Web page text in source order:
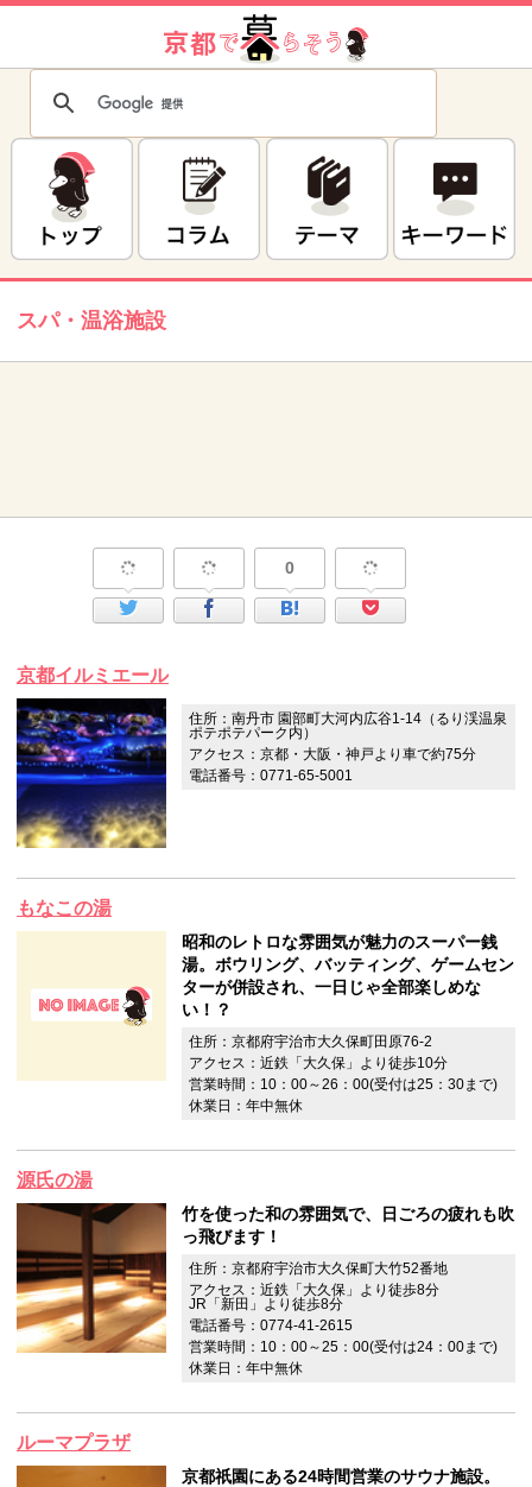
スパ・温浴施設
0
京都イルミエール
住所：南丹市 園部町大河内広谷1-14（るり渓温泉
ポテポテパーク内）
アクセス：京都・大阪・神戸より車で約75分
電話番号：0771-65-5001
もなこの湯
昭和のレトロな雰囲気が魅力のスーパー銭
湯。ボウリング、バッティング、ゲームセン
ターが併設され、一日じゃ全部楽しめな
い！？
住所：京都府宇治市大久保町田原76-2
アクセス：近鉄「大久保」より徒歩10分
営業時間：10：00～26：00(受付は25：30まで)
休業日：年中無休
源氏の湯
竹を使った和の雰囲気で、日ごろの疲れも吹
っ飛びます！
住所：京都府宇治市大久保町大竹52番地
アクセス：近鉄「大久保」より徒歩8分
JR「新田」より徒歩8分
電話番号：0774-41-2615
営業時間：10：00～25：00(受付は24：00まで)
休業日：年中無休
ルーマプラザ
京都祇園にある24時間営業のサウナ施設。